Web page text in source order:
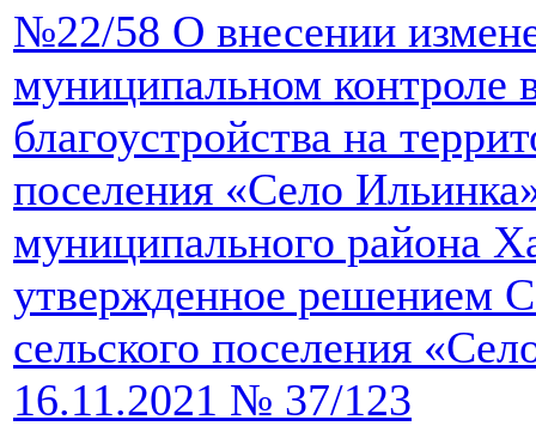
№22/58 О внесении
муниципальном контроле
благоустройства на
поселения «Село
муниципального района
утвержденное решением
сельского поселения
16.11.2021 № 37/123